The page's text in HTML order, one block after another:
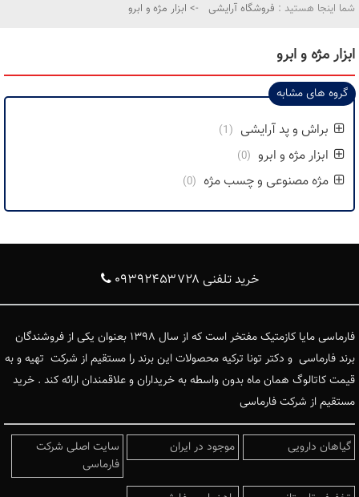
شما اینجا هستید : فروشگاه آرایشی -> ابزار مژه و ابرو
ابزار مژه و ابرو
گروه های مشابه
براش و پد آرایشی (1)
ابزار مژه و ابرو (0)
مژه مصنوعی و چسب مژه (0)
خرید تلفنی ۰۹۳۹۲۴۵۳۷۲۸
فارماسی مایا کازمتیک مفتخر است که از سال ۱۳۹۸ بعنوان یکی از فروشندگان
برند فارماسی و دکتر تونا ترکیه محصولات این برند را مستقیم از شرکت تهیه و به
قیمت کاتالوگ همان ماه بدون واسطه به خریداران و علاقمندان ارائه کند . خرید
مستقیم از شرکت فارماسی
گیاهان دارویی موجود در ایران
سایت اصلی شرکت
فارماسی